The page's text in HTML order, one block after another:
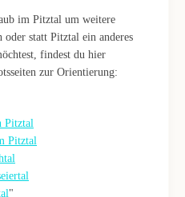
im Pitztal um weitere
oder statt Pitztal ein anderes
findest du hier
zur Orientierung:
Pitztal
Pitztal
"